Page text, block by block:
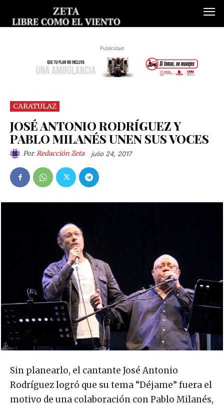
Publicidad
CARATULAZ
JOSÉ ANTONIO RODRÍGUEZ Y
PABLO MILANÉS UNEN SUS VOCES
Por Redacción Zeta julio 24, 2017
Sin planearlo, el cantante José Antonio
Rodríguez logró que su tema “Déjame” fuera el
motivo de una colaboración con Pablo Milanés,